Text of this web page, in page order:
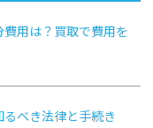
用は？買取で費用を
べき法律と手続き